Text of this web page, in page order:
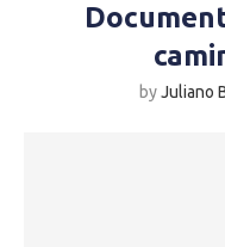
byJuliano